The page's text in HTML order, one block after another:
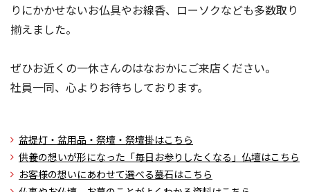
りにかかせないお仏具やお線香、ローソクなども多数取り
揃えました。
ぜひお近くの一休さんのはなおかにご来店ください。
社員一同、心よりお待ちしております。
盆提灯・盆用品・祭壇・祭壇掛はこちら
供養の想いが形になった「毎日お参りしたくなる」仏壇はこちら
お客様の想いにあわせて選べる墓石はこちら